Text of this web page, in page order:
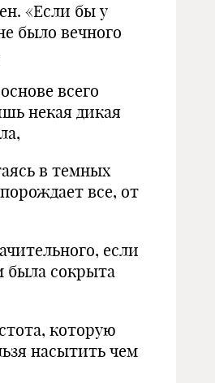
«Если бы у
было вечного
всего
некая дикая
в темных
все, от
если
была сокрыта
которую
насытить чем